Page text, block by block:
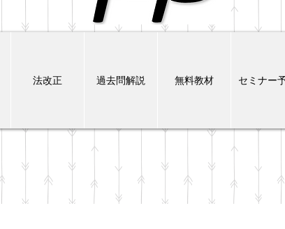
法改正 過去問解説 無料教材 セミナー